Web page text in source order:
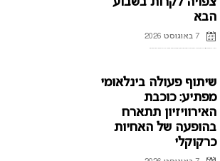
הבא
7 באוגוסט 2026
שיתוף פעולה בינלאומי
מפתיע: כוכבת
האירוויזיון תתארח
בהופעה של האחיות
כרקוקלי